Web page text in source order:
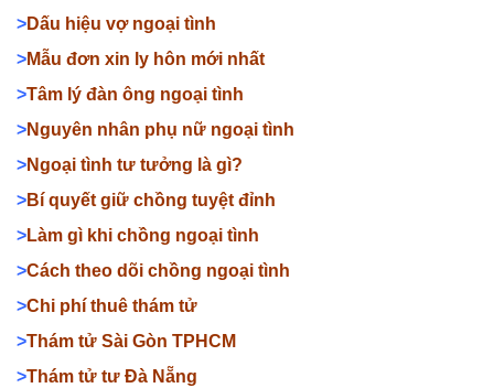
>Dấu hiệu vợ ngoại tình
>Mẫu đơn xin ly hôn mới nhất
>Tâm lý đàn ông ngoại tình
>Nguyên nhân phụ nữ ngoại tình
>Ngoại tình tư tưởng là gì?
>Bí quyết giữ chồng tuyệt đỉnh
>Làm gì khi chồng ngoại tình
>Cách theo dõi chồng ngoại tình
>Chi phí thuê thám tử
>Thám tử Sài Gòn TPHCM
>Thám tử tư Đà Nẵng